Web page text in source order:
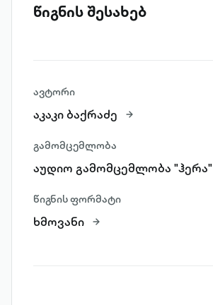
წიგნის შესახებ
ავტორი
აკაკი ბაქრაძე
გამომცემლობა
აუდიო გამომცემლობა "ჰერა"
წიგნის ფორმატი
ხმოვანი